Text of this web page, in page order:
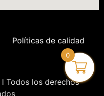
Políticas de calidad
Todos los derechos
0